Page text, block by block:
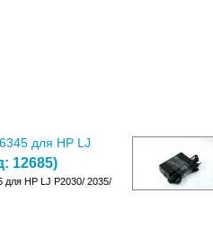
для HP LJ
12685)
для HP LJ P2030/ 2035/